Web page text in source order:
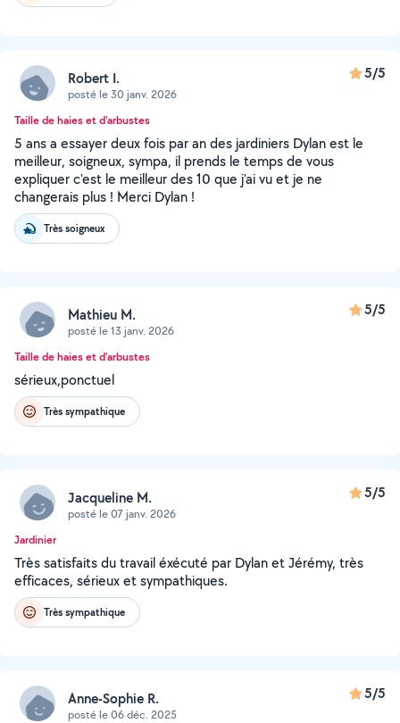
Robert I.
posté le 30 janv. 2026
5/5
Taille de haies et d'arbustes
5 ans a essayer deux fois par an des jardiniers Dylan est le
meilleur, soigneux, sympa, il prends le temps de vous
expliquer c'est le meilleur des 10 que j'ai vu et je ne
changerais plus ! Merci Dylan !
Très soigneux
Mathieu M.
posté le 13 janv. 2026
5/5
Taille de haies et d'arbustes
sérieux,ponctuel
Très sympathique
Jacqueline M.
posté le 07 janv. 2026
5/5
Jardinier
Très satisfaits du travail éxécuté par Dylan et Jérémy, très
efficaces, sérieux et sympathiques.
Très sympathique
Anne-Sophie R.
posté le 06 déc. 2025
5/5